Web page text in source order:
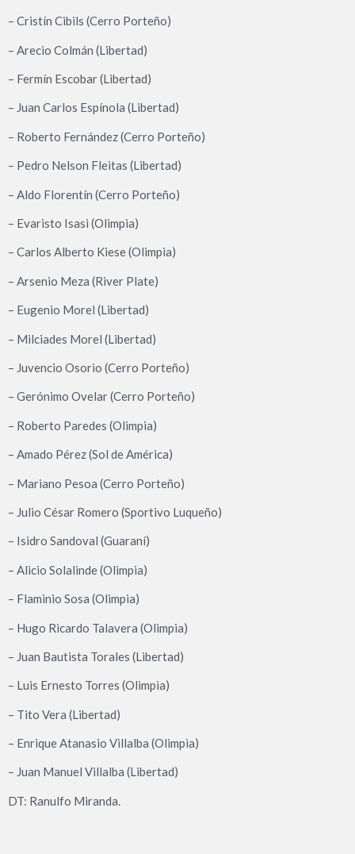
– Cristín Cibils (Cerro Porteño)
– Arecio Colmán (Libertad)
– Fermín Escobar (Libertad)
– Juan Carlos Espínola (Libertad)
– Roberto Fernández (Cerro Porteño)
– Pedro Nelson Fleitas (Libertad)
– Aldo Florentín (Cerro Porteño)
– Evaristo Isasi (Olimpia)
– Carlos Alberto Kiese (Olimpia)
– Arsenio Meza (River Plate)
– Eugenio Morel (Libertad)
– Milciades Morel (Libertad)
– Juvencio Osorio (Cerro Porteño)
– Gerónimo Ovelar (Cerro Porteño)
– Roberto Paredes (Olimpia)
– Amado Pérez (Sol de América)
– Mariano Pesoa (Cerro Porteño)
– Julio César Romero (Sportivo Luqueño)
– Isidro Sandoval (Guaraní)
– Alicio Solalinde (Olimpia)
– Flaminio Sosa (Olimpia)
– Hugo Ricardo Talavera (Olimpia)
– Juan Bautista Torales (Libertad)
– Luis Ernesto Torres (Olimpia)
– Tito Vera (Libertad)
– Enrique Atanasio Villalba (Olimpia)
– Juan Manuel Villalba (Libertad)
DT: Ranulfo Miranda.